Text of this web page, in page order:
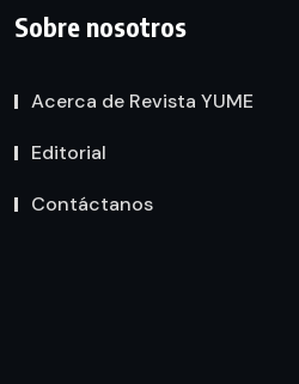
Sobre nosotros
Acerca de Revista YUME
Editorial
Contáctanos